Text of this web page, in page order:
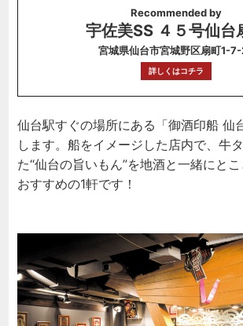
Recommended by
宇佐美SS ４５号仙台
宮城県仙台市宮城野区扇町1-
詳しくはコチラ
仙台駅すぐの場所にある「御酒印船 仙
します。船をイメージした店内で、牛
た“仙台の旨いもん”を地酒と一緒にとこ
おすすめの1軒です！